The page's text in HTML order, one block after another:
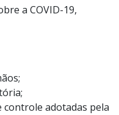
a COVID-19,
controle adotadas pela